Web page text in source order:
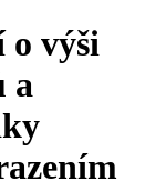
o výši
a